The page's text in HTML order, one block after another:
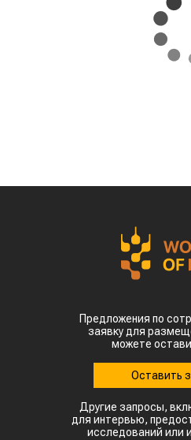
Предложения по
заявку для
можете
Оставить
Другие запросы,
для интервью,
исследований или